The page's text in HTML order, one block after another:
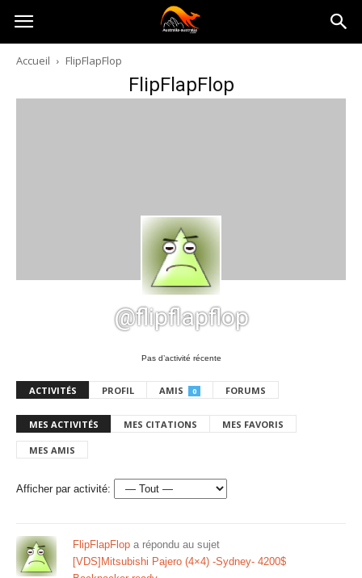
Australia-
australie.com
Accueil FlipFlapFlop
FlipFlapFlop
@flipflapflop
Pas d’activité récente
ACTIVITÉS PROFIL AMIS 0 FORUMS
MES ACTIVITÉS MES CITATIONS MES FAVORIS
MES AMIS
Afficher par activité:
FlipFlapFlop a répondu au sujet
[VDS]Mitsubishi Pajero (4×4) -Sydney- 4200$